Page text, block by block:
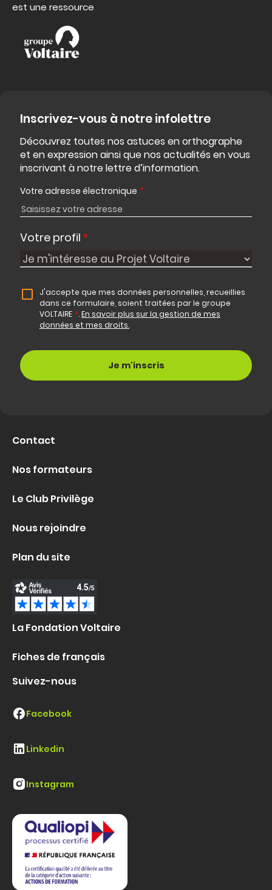
est une ressource
Inscrivez-vous à notre infolettre
Découvrez toutes nos astuces en orthographe
et en expression ainsi que nos actualités en vous
inscrivant à notre lettre d’information.
Votre adresse électronique *
Votre profil *
J'accepte que mes données personnelles, recueillies
dans ce formulaire, soient traitées par le groupe
VOLTAIRE *.En savoir plus sur la gestion de mes
données et mes droits.
Contact
Nos formateurs
Le Club Privilège
Nous rejoindre
Plan du site
La Fondation Voltaire
Fiches de français
Suivez-nous
Facebook
Linkedin
Instagram